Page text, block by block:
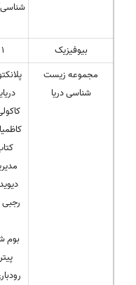
بیوفیزیک
1 - بیوفیزیک برای زندگی فرید سمسارها
مجموعه زیست
شناسی دریا
رجبی